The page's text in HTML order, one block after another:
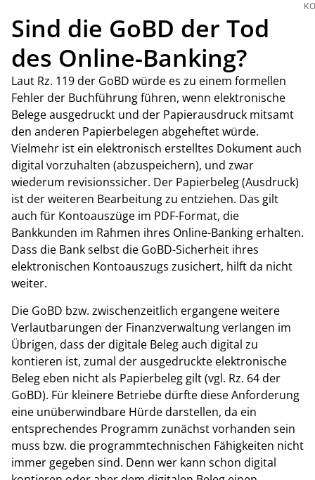
Sind die GoBD der Tod
des Online-Banking?
Laut Rz. 119 der GoBD würde es zu einem formellen
Fehler der Buchführung führen, wenn elektronische
Belege ausgedruckt und der Papierausdruck mitsamt
den anderen Papierbelegen abgeheftet würde.
Vielmehr ist ein elektronisch erstelltes Dokument auch
digital vorzuhalten (abzuspeichern), und zwar
wiederum revisionssicher. Der Papierbeleg (Ausdruck)
ist der weiteren Bearbeitung zu entziehen. Das gilt
auch für Kontoauszüge im PDF-Format, die
Bankkunden im Rahmen ihres Online-Banking erhalten.
Dass die Bank selbst die GoBD-Sicherheit ihres
elektronischen Kontoauszugs zusichert, hilft da nicht
weiter.
Die GoBD bzw. zwischenzeitlich ergangene weitere
Verlautbarungen der Finanzverwaltung verlangen im
Übrigen, dass der digitale Beleg auch digital zu
kontieren ist, zumal der ausgedruckte elektronische
Beleg eben nicht als Papierbeleg gilt (vgl. Rz. 64 der
GoBD). Für kleinere Betriebe dürfte diese Anforderung
eine unüberwindbare Hürde darstellen, da ein
entsprechendes Programm zunächst vorhanden sein
muss bzw. die programmtechnischen Fähigkeiten nicht
immer gegeben sind. Denn wer kann schon digital